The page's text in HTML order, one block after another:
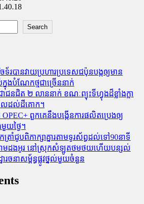
Search
ទ័របានវាយប្រហារប្រទេសជប៉ុនបង្កឲ្យមាន
នុងបំណែកថ្មជាច្រើននាក់
ជនជិត ២ លាននាក់ ខណៈព្យុះទីហ្វុងដ៏ខ្លាំងក្លា
លដល់ដីគោក។
ពួកគេនឹងបង្កើនការផលិតប្រេងឲ្យ
យថ្ងៃ។
ជូបពិភាក្សាគ្នារតាមទូរស័ព្ធដល់ទៅ90នាទី
ាម​ដងអូរ​ នៅ​ស្រុក​សំឡូត​ថមថយ​ហើយ​បន្សល់​
រចនាសម្ព័ន្ធ​ផ្លូវថ្នល់​មួយ​ចំនួន